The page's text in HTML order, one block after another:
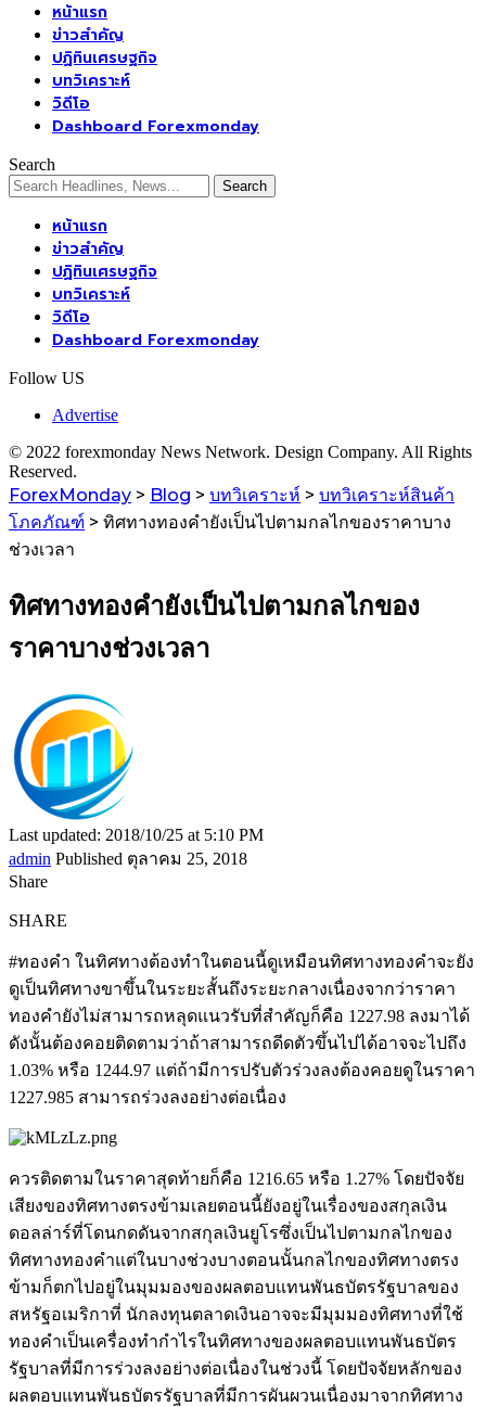
หน้าแรก
ข่าวสำคัญ
ปฏิทินเศรษฐกิจ
บทวิเคราะห์
วิดีโอ
Dashboard Forexmonday
Search
หน้าแรก
ข่าวสำคัญ
ปฏิทินเศรษฐกิจ
บทวิเคราะห์
วิดีโอ
Dashboard Forexmonday
Follow US
Advertise
© 2022 forexmonday News Network. Design Company. All Rights
Reserved.
ForexMonday > Blog > บทวิเคราะห์ > บทวิเคราะห์สินค้า
โภคภัณฑ์ > ทิศทางทองคำยังเป็นไปตามกลไกของราคาบาง
ช่วงเวลา
ทิศทางทองคำยังเป็นไปตามกลไกของ
ราคาบางช่วงเวลา
Last updated: 2018/10/25 at 5:10 PM
admin Published ตุลาคม 25, 2018
Share
SHARE
#ทองคำ ในทิศทางต้องทำในตอนนี้ดูเหมือนทิศทางทองคำจะยัง
ดูเป็นทิศทางขาขึ้นในระยะสั้นถึงระยะกลางเนื่องจากว่าราคา
ทองคำยังไม่สามารถหลุดแนวรับที่สำคัญก็คือ 1227.98 ลงมาได้
ดังนั้นต้องคอยติดตามว่าถ้าสามารถดีดตัวขึ้นไปได้อาจจะไปถึง
1.03% หรือ 1244.97 แต่ถ้ามีการปรับตัวร่วงลงต้องคอยดูในราคา
1227.985 สามารถร่วงลงอย่างต่อเนื่อง
ควรติดตามในราคาสุดท้ายก็คือ 1216.65 หรือ 1.27% โดยปัจจัย
เสียงของทิศทางตรงข้ามเลยตอนนี้ยังอยู่ในเรื่องของสกุลเงิน
ดอลล่าร์ที่โดนกดดันจากสกุลเงินยูโรซึ่งเป็นไปตามกลไกของ
ทิศทางทองคำแต่ในบางช่วงบางตอนนั้นกลไกของทิศทางตรง
ข้ามก็ตกไปอยู่ในมุมมองของผลตอบแทนพันธบัตรรัฐบาลของ
สหรัฐอเมริกาที่ นักลงทุนตลาดเงินอาจจะมีมุมมองทิศทางที่ใช้
ทองคำเป็นเครื่องทำกำไรในทิศทางของผลตอบแทนพันธบัตร
รัฐบาลที่มีการร่วงลงอย่างต่อเนื่องในช่วงนี้ โดยปัจจัยหลักของ
ผลตอบแทนพันธบัตรรัฐบาลที่มีการผันผวนเนื่องมาจากทิศทาง